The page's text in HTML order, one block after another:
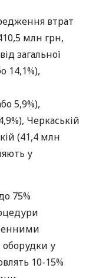
втрат
млн грн,
загальної
14,1%),
5,9%),
Черкаській
(41,4 млн
у
75%
у
10-15%